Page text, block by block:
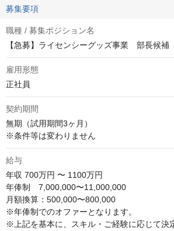
募集要項
職種 / 募集ポジション名
【急募】ライセンシーグッズ事業 部長候補
雇用形態
正社員
契約期間
無期（試用期間3ヶ月）
※条件等は変わりません
給与
年収 700万円 〜 1100万円
年俸制　7,000,000〜11,000,000
月額換算：500,000〜800,000
※年俸制でのオファーとなります。
※上記を基本に、スキル・ご経験に応じて決